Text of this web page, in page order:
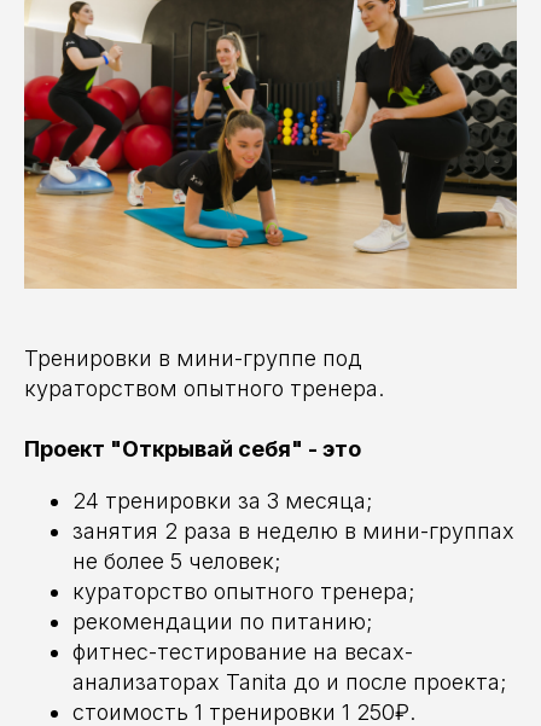
Тренировки в мини-группе под
кураторством опытного тренера.
Проект "Открывай себя" - это
24 тренировки за 3 месяца;
занятия 2 раза в неделю в мини-группах
не более 5 человек;
кураторство опытного тренера;
рекомендации по питанию;
фитнес-тестирование на весах-
анализаторах Tanita до и после проекта;
стоимость 1 тренировки 1 250₽.